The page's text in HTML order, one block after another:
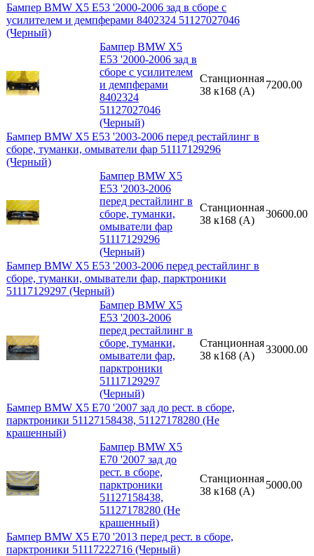
Бампер BMW X5 E53 '2000-2006 зад в сборе с
усилителем и демпферами 8402324 51127027046
(Черный)
Бампер BMW X5
E53 '2000-2006 зад в
сборе с усилителем
и демпферами
8402324
51127027046
(Черный)
Станционная
38 к168 (A)
7200.00
Бампер BMW X5 E53 '2003-2006 перед рестайлинг в
сборе, туманки, омыватели фар 51117129296
(Черный)
Бампер BMW X5
E53 '2003-2006
перед рестайлинг в
сборе, туманки,
омыватели фар
51117129296
(Черный)
Станционная
38 к168 (A)
30600.00
Бампер BMW X5 E53 '2003-2006 перед рестайлинг в
сборе, туманки, омыватели фар, парктроники
51117129297 (Черный)
Бампер BMW X5
E53 '2003-2006
перед рестайлинг в
сборе, туманки,
омыватели фар,
парктроники
51117129297
(Черный)
Станционная
38 к168 (A)
33000.00
Бампер BMW X5 E70 '2007 зад до рест. в сборе,
парктроники 51127158438, 51127178280 (Не
крашенный)
Бампер BMW X5
E70 '2007 зад до
рест. в сборе,
парктроники
51127158438,
51127178280 (Не
крашенный)
Станционная
38 к168 (A)
5000.00
Бампер BMW X5 E70 '2013 перед рест. в сборе,
парктроники 51117222716 (Черный)